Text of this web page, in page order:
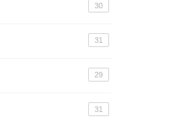
30
31
29
31